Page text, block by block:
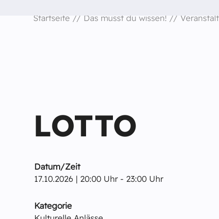
Startseite Das musst du wissen!
LOTTO
Datum/Zeit
17.10.2026 | 20:00 Uhr - 23:00 Uhr
Kategorie